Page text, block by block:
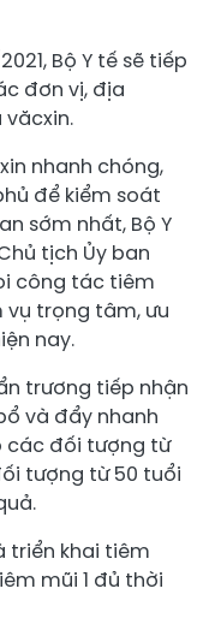
Bộ Y tế sẽ tiếp
đơn vị, địa
văcxin.
nhanh chóng,
để kiểm soát
sớm nhất, Bộ Y
tịch Ủy ban
công tác tiêm
vụ trọng tâm, ưu
nay.
trương tiếp nhận
và đẩy nhanh
các đối tượng từ
tượng từ 50 tuổi
triển khai tiêm
mũi 1 đủ thời